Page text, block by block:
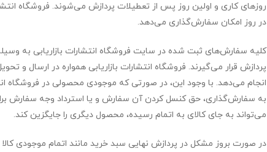
در روز امکان سفارش‌‏گذاری می‌‏دهد.
کلیه سفارش‌‏های ثبت شده در سایت فروشگاه انتشارات بازاریابی به
پردازش قرار می‏‌گیرند. فروشگاه انتشارات بازاریابی همواره در ارسال
انجام می‌دهد. با وجود این، در صورتی که موجودی محصولی در فروشگاه
به سفارش‌‏گذاری، حق کنسل کردن آن سفارش و یا استرداد وجه سفارش
می‏‌تواند به جای کالای به اتمام رسیده، محصول دیگری را جایگزین کند.